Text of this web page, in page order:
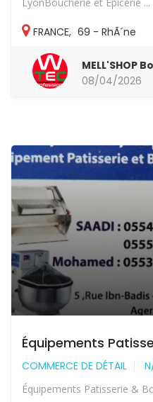
FRANCE, 69 - RhÃ´ne
MELL'SHOP
08/04/2026
Équipements
COMMERCE DE DÉTAIL
Équipements Patisserie &